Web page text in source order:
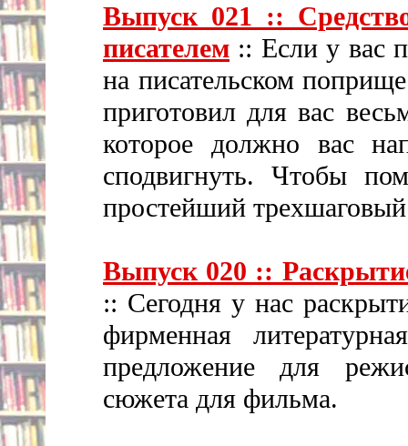
Выпуск 021 ::
писателем :: Если у вас
на писательском
приготовил для вас
которое должно вас
сподвигнуть. Чтобы
простейший
Выпуск 020 ::
:: Сегодня у нас
фирменная
предложение для
сюжета для фильма.